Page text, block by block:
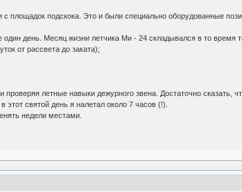
площадок подскока. Это и были специально оборудованные
день. Месяц жизни летчика Ми - 24 складывался в то время
от рассвета до заката);
летные навыки дежурного звена. Достаточно сказать,
святой день я налетал около 7 часов (!).
недели местами.